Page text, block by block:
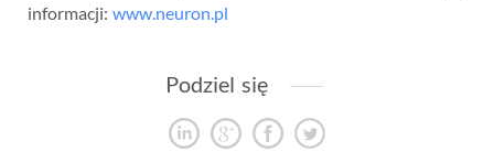
informacji: www.neuron.pl
Podziel się